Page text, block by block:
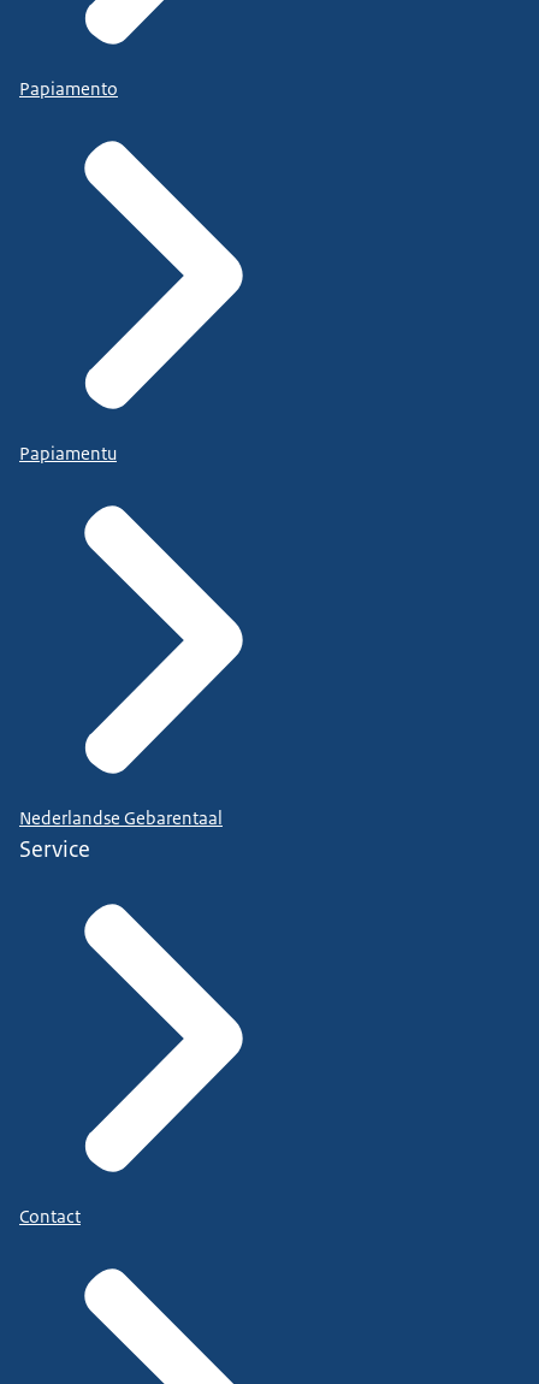
Papiamento
Papiamentu
Nederlandse Gebarentaal
Service
Contact